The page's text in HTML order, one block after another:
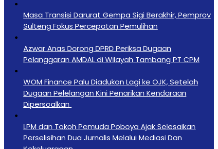
Masa Transisi Darurat Gempa Sigi Berakhir, Pemprov
Sulteng Fokus Percepatan Pemulihan
Azwar Anas Dorong DPRD Periksa Dugaan
Pelanggaran AMDAL di Wilayah Tambang PT CPM
‎WOM Finance Palu Diadukan Lagi ke OJK, Setelah
Dugaan Pelelangan Kini Penarikan Kendaraan
Dipersoalkan ‎
LPM dan Tokoh Pemuda Poboya Ajak Selesaikan
Perselisihan Dua Jurnalis Melalui Mediasi Dan